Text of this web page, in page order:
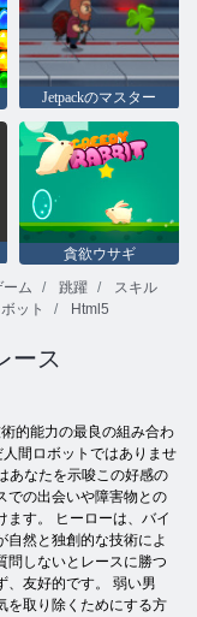
Jetpackのマスター
貪欲ウサギ
ーム 跳躍
スキル
ット Html5
ース
的能力の最良の組み合わ
間ロボットではありませ
あなたを示唆この好感の
での出会いや障害物との
ます。 ヒーローは、バイ
自然と独創的な技術によ
問しないとレースに勝つ
、友好的です。 弱い男
を取り除くためにする方